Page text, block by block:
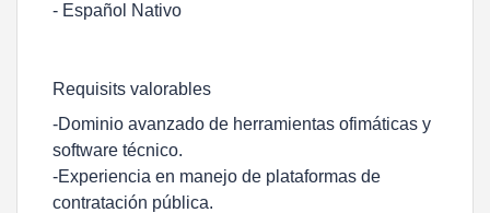
- Español Nativo
Requisits valorables
-Dominio avanzado de herramientas ofimáticas y
software técnico.
-Experiencia en manejo de plataformas de
contratación pública.